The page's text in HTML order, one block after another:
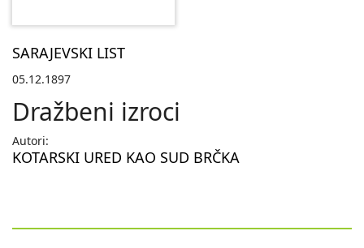
SARAJEVSKI LIST
05.12.1897
Dražbeni izroci
Autori:
KOTARSKI URED KAO SUD BRČKA